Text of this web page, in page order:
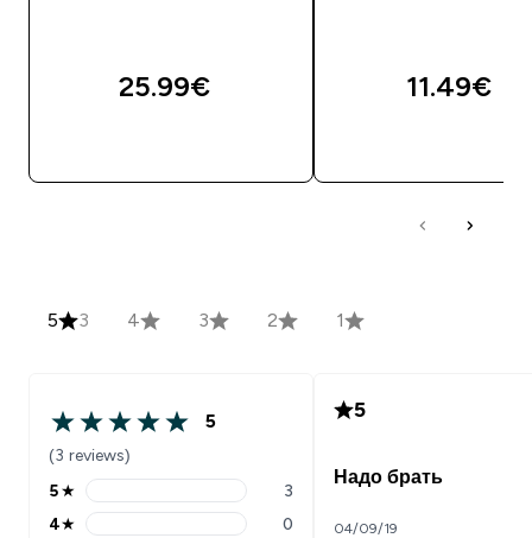
25.99€‎ 11.49€‎
5 3 4 3 2 1
5
(3 reviews)
5★
3
4★
0
5
Надо брать
04/09/19